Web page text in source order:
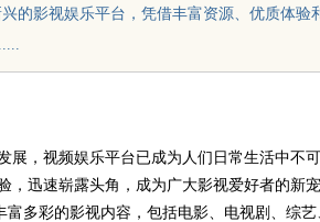
的影视娱乐平台，凭借丰富资源、优质体
展，视频娱乐平台已成为人们日常生活中不
，迅速崭露头角，成为广大影视爱好者的新
富多彩的影视内容，包括电影、电视剧、综
究竟藏着哪些行业秘诀？